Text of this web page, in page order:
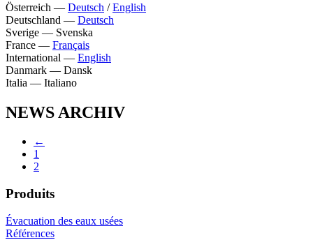
Österreich — Deutsch /English
Deutschland — Deutsch
Sverige — Svenska
France — Français
International — English
Danmark — Dansk
Italia — Italiano
NEWS ARCHIV
←
1
2
Produits
Évacuation des eaux usées
Références